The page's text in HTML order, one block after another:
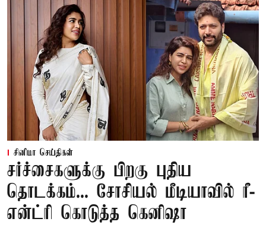
சினிமா செய்திகள்
சர்ச்சைகளுக்கு பிறகு புதிய
தொடக்கம்... சோசியல் மீடியாவில் ரீ-
என்ட்ரி கொடுத்த கெனிஷா